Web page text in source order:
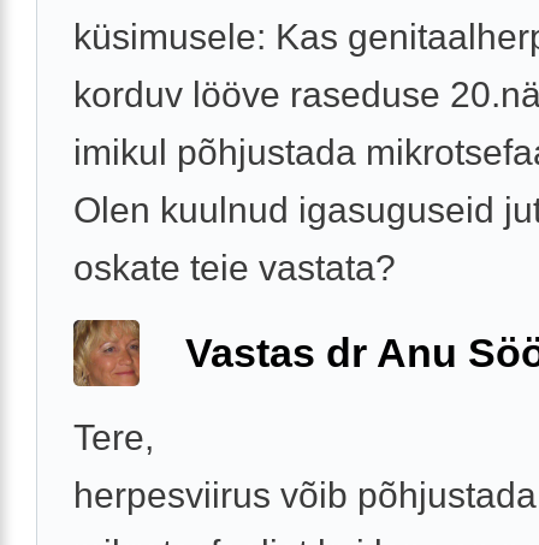
küsimusele: Kas
korduv lööve raseduse
imikul põhjustada
Olen kuulnud igasuguseid
oskate teie vastata?
Vastas dr Anu
Tere,
herpesviirus võib põhjustada